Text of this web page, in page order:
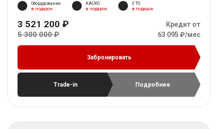
Оборудование
в подарок
КАСКО
в подарок
3 ТО
в подарок
3 521 200 ₽
5 300 000 ₽
Кредит от
63 095 ₽/мес
Забронировать
Trade-in Подробнее